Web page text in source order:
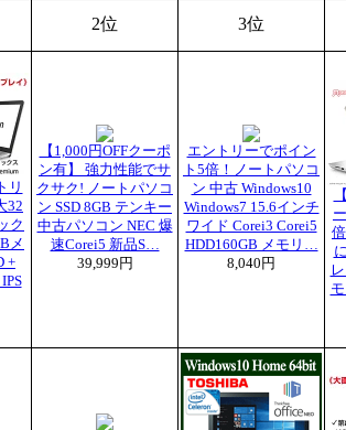
2位 3位
リ
32
ク
メ
+
【1,000円OFFクーポ
ン有】 強力性能でサ
クサク! ノートパソコ
ン SSD 8GB テンキー
中古パソコン NEC 爆
速Corei5 新品S…
39,999円
エントリーでポイン
ト5倍！ノートパソコ
ン 中古 Windows10
Windows7 15.6インチ
ワイド Corei3 Corei5
HDD160GB メモリ…
8,040円